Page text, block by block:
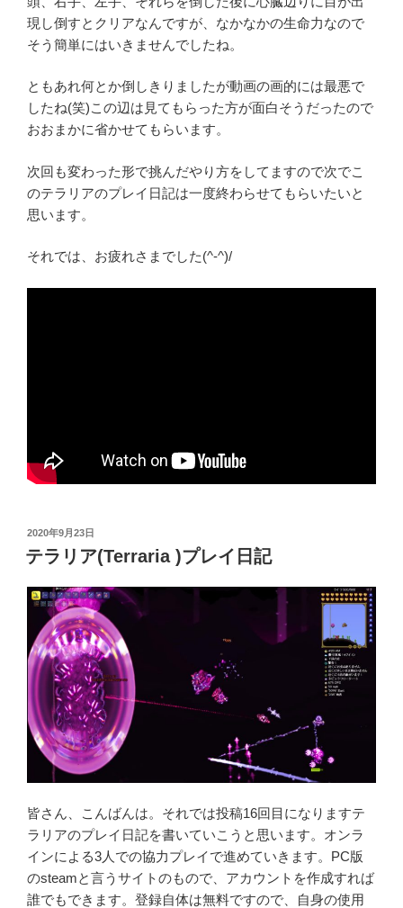
現し倒すとクリアなんですが、なかなかの生命力なので
そう簡単にはいきませんでしたね。
ともあれ何とか倒しきりましたが動画の画的には最悪で
したね(笑)この辺は見てもらった方が面白そうだったので
おおまかに省かせてもらいます。
次回も変わった形で挑んだやり方をしてますので次でこ
のテラリアのプレイ日記は一度終わらせてもらいたいと
思います。
それでは、お疲れさまでした(^‐^)/
投
稿
日:
2020年9月23日
テラリア(Terraria )プレイ日記
皆さん、こんばんは。それでは投稿16回目になりますテ
ラリアのプレイ日記を書いていこうと思います。オンラ
インによる3人での協力プレイで進めていきます。PC版
のsteamと言うサイトのもので、アカウントを作成すれば
誰でもできます。登録自体は無料ですので、自身の使用